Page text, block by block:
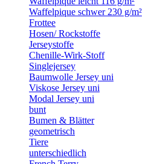
Waffelpique schwer 230 g/m²
Frottee
Hosen/ Rockstoffe
Jerseystoffe
Chenille-Wirk-Stoff
Singlejersey
Baumwolle Jersey uni
Viskose Jersey uni
Modal Jersey uni
bunt
Bumen & Blätter
geometrisch
Tiere
unterschiedlich